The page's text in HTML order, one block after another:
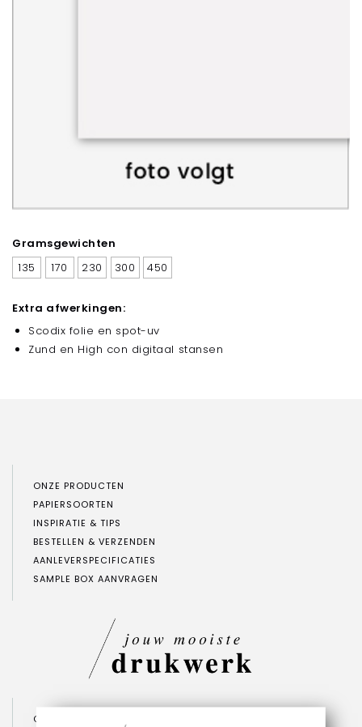
Gramsgewichten
135
170 230 300 450
Extra afwerkingen:
Scodix folie en spot-uv
Zund en High con digitaal stansen
ONZE PRODUCTEN
PAPIERSOORTEN
INSPIRATIE & TIPS
BESTELLEN & VERZENDEN
AANLEVERSPECIFICATIES
SAMPLE BOX AANVRAGEN
CONTACT